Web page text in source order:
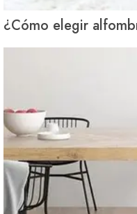
¿Cómo elegir